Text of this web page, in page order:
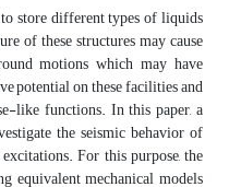
store different types of liquids
of these structures may cause
motions which may have
potential on these facilities and
like functions. In this paper, a
the seismic behavior of
For this purpose, the
equivalent mechanical models